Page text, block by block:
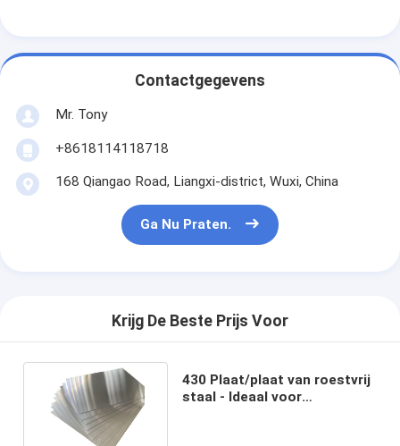
Contactgegevens
Mr. Tony
+8618114118718
168 Qiangao Road, Liangxi-district, Wuxi, China
Ga Nu Praten.
Krijg De Beste Prijs Voor
430 Plaat/plaat van roestvrij
staal - Ideaal voor